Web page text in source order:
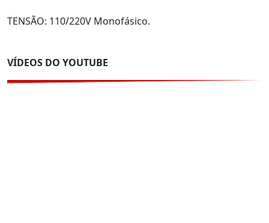
TENSÃO: 110/220V Monofásico.
VÍDEOS DO YOUTUBE